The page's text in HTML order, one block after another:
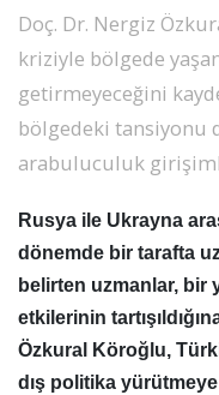
DÜNYA
VİDEO
YAZARLAR
RESMİ
REKLAMLAR
Doç. Dr. Nergiz
kriziyle bölgede
getirmeyeceğini
bölgedeki tansiyonu
arabuluculuk
Rusya ile Ukrayna
dönemde bir tarafta
belirten uzmanlar, bir
etkilerinin
Özkural Köroğlu,
dış politika yürütmeye